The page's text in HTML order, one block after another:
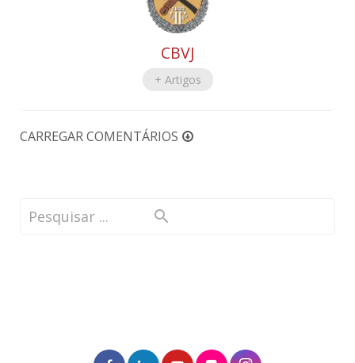
CBVJ
+ Artigos
CARREGAR COMENTÁRIOS